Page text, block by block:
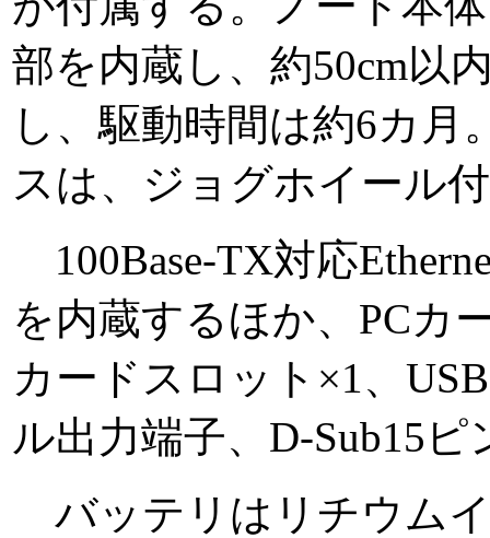
部を内蔵し、約50cm以
し、駆動時間は約6カ
スは、ジョグホイール
100Base-TX対応
を内蔵するほか、PCカ
カードスロット×1、
ル出力端子、D-Sub15
バッテリはリチウム